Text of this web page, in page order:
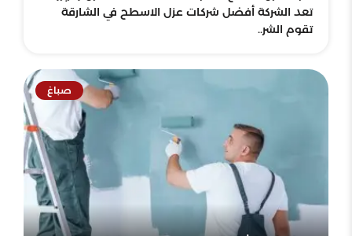
تعد الشركة أفضل شركات عزل الاسطح في الشارقة
تقوم الشر..
صباغ